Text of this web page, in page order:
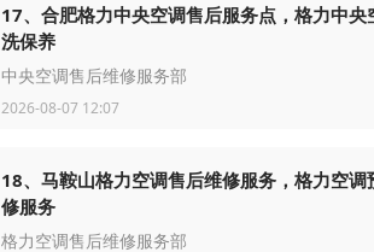
17、合肥格力中央空调售后服务点，格力中央
洗保养
中央空调售后维修服务部
2026-08-07 12:07
18、马鞍山格力空调售后维修服务，格力空调
修服务
格力空调售后维修服务部